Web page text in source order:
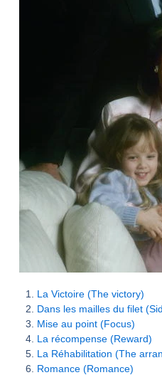
La Victoire (The victory)
Dans les mailles du filet
Mise au point (Focus)
La récompense (Reward)
La Réhabilitation (The
Romance (Romance)